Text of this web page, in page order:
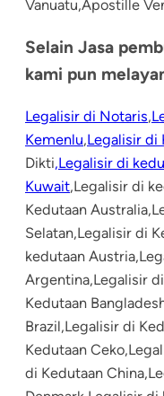
Vanuatu,Apostille
Selain Jasa
kami pun
Legalisir di Notaris,
Kemenlu,Legalisir di
Dikti,Legalisir di
Kuwait,Legalisir di
Kedutaan
Selatan,Legalisir di
kedutaan
Argentina,Legalisir
Kedutaan
Brazil,Legalisir di
Kedutaan
di Kedutaan